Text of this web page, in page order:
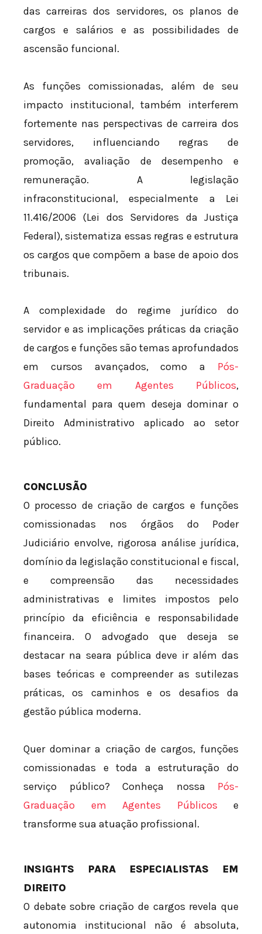
das carreiras dos servidores, os planos de
cargos e salários e as possibilidades de
ascensão funcional.
As funções comissionadas, além de seu
impacto institucional, também interferem
fortemente nas perspectivas de carreira dos
servidores, influenciando regras de
promoção, avaliação de desempenho e
remuneração. A legislação
infraconstitucional, especialmente a Lei
11.416/2006 (Lei dos Servidores da Justiça
Federal), sistematiza essas regras e estrutura
os cargos que compõem a base de apoio dos
tribunais.
A complexidade do regime jurídico do
servidor e as implicações práticas da criação
de cargos e funções são temas aprofundados
em cursos avançados, como a Pós-
Graduação em Agentes Públicos,
fundamental para quem deseja dominar o
Direito Administrativo aplicado ao setor
público.
CONCLUSÃO
O processo de criação de cargos e funções
comissionadas nos órgãos do Poder
Judiciário envolve, rigorosa análise jurídica,
domínio da legislação constitucional e fiscal,
e compreensão das necessidades
administrativas e limites impostos pelo
princípio da eficiência e responsabilidade
financeira. O advogado que deseja se
destacar na seara pública deve ir além das
bases teóricas e compreender as sutilezas
práticas, os caminhos e os desafios da
gestão pública moderna.
Quer dominar a criação de cargos, funções
comissionadas e toda a estruturação do
serviço público? Conheça nossa Pós-
Graduação em Agentes Públicos e
transforme sua atuação profissional.
INSIGHTS PARA ESPECIALISTAS EM
DIREITO
O debate sobre criação de cargos revela que
autonomia institucional não é absoluta,